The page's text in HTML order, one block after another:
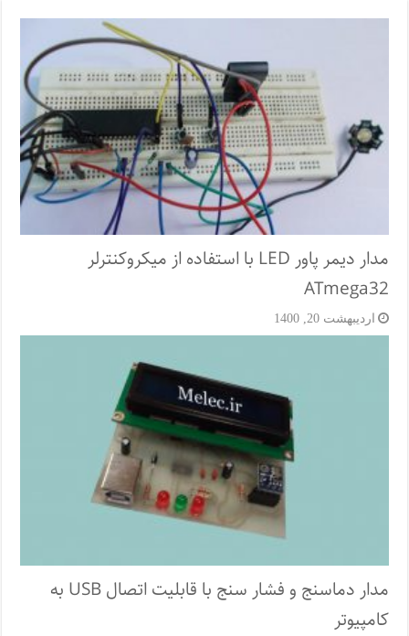
مدار دیمر پاور LED با استفاده از میکروکنترلر
ATmega32
اردیبهشت 20, 1400
مدار دماسنج و فشار سنج با قابلیت اتصال USB به
کامپیوتر